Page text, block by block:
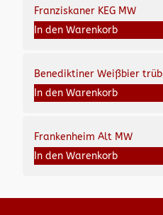
Franziskaner KEG MW
In den Warenkorb
Benediktiner Weißbier trüb
In den Warenkorb
Frankenheim Alt MW
In den Warenkorb